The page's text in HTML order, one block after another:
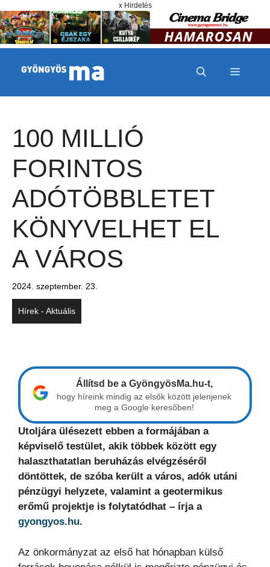
x Hirdetés
MENÜ
100 MILLIÓ
FORINTOS
ADÓTÖBBLETET
KÖNYVELHET EL
A VÁROS
2024. szeptember. 23.
Hírek - Aktuális
Állítsd be a GyöngyösMa.hu-t,
hogy híreink mindig az elsők között jelenjenek
meg a Google keresőben!
Utoljára ülésezett ebben a formájában a
képviselő testület, akik többek között egy
halaszthatatlan beruházás elvégzéséről
döntöttek, de szóba került a város, adók utáni
pénzügyi helyzete, valamint a geotermikus
erőmű projektje is folytatódhat – írja a
gyongyos.hu.
Az önkormányzat az első hat hónapban külső